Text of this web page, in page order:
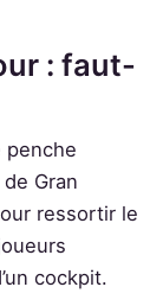
: faut-
penche
Gran
ressortir le
cockpit.